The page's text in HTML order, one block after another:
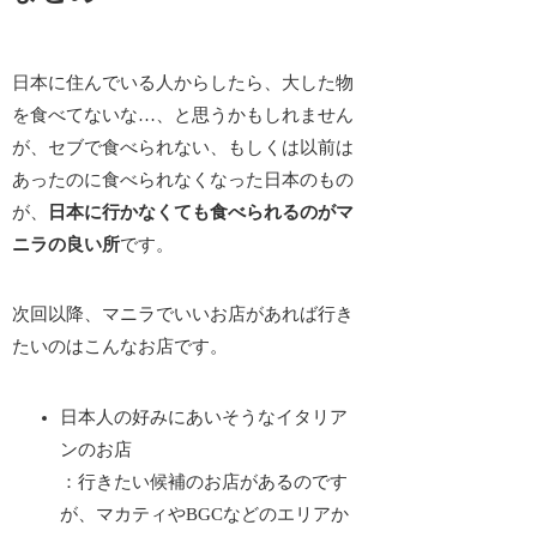
日本に住んでいる人からしたら、大した物
を食べてないな…、と思うかもしれません
が、セブで食べられない、もしくは以前は
あったのに食べられなくなった日本のもの
が、
日本に行かなくても食べられるのがマ
ニラの良い所です。
次回以降、マニラでいいお店があれば行き
たいのはこんなお店です。
日本人の好みにあいそうなイタリア
ンのお店
：行きたい候補のお店があるのです
が、マカティやBGCなどのエリアか